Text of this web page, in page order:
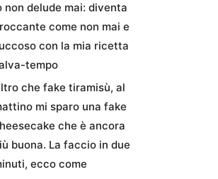
non delude mai: diventa
come non mai e
con la mia ricetta
tempo
che fake tiramisù, al
mi sparo una fake
che è ancora
buona. La faccio in due
ecco come